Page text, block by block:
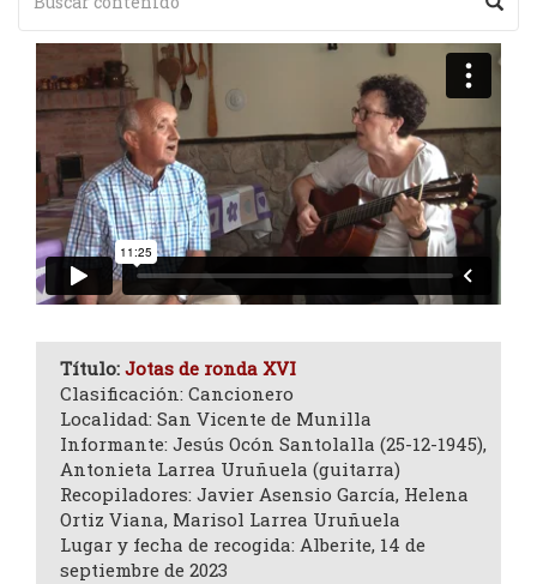
Título: Jotas de ronda XVI
Clasificación: Cancionero
Localidad: San Vicente de Munilla
Informante: Jesús Ocón Santolalla (25-12-1945),
Antonieta Larrea Uruñuela (guitarra)
Recopiladores: Javier Asensio García, Helena
Ortiz Viana, Marisol Larrea Uruñuela
Lugar y fecha de recogida: Alberite, 14 de
septiembre de 2023